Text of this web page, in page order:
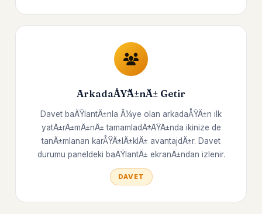
ArkadaÅŸÄ±nÄ± Getir
Davet baÄŸlantÄ±nla Ã¼ye olan arkadaÅŸÄ±n ilk
yatÄ±rÄ±mÄ±nÄ± tamamladÄ±ÄŸÄ±nda ikinize de
tanÄ±mlanan karÅŸÄ±lÄ±klÄ± avantajdÄ±r. Davet
durumu paneldeki baÄŸlantÄ± ekranÄ±ndan izlenir.
DAVET